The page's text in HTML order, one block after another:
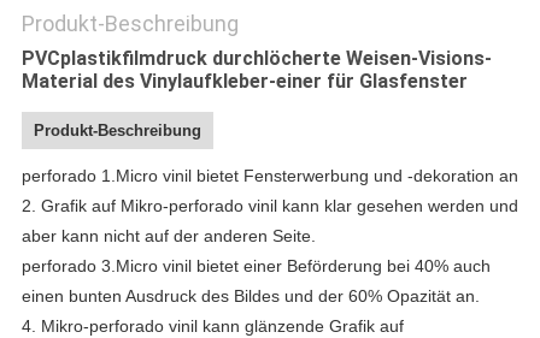
Produkt-Beschreibung
PVCplastikfilmdruck durchlöcherte Weisen-Visions-
Material des Vinylaufkleber-einer für Glasfenster
Produkt-Beschreibung
perforado 1.Micro vinil bietet Fensterwerbung und -dekoration an
2. Grafik auf Mikro-perforado vinil kann klar gesehen werden und
aber kann nicht auf der anderen Seite.
perforado 3.Micro vinil bietet einer Beförderung bei 40% auch
einen bunten Ausdruck des Bildes und der 60% Opazität an.
4. Mikro-perforado vinil kann glänzende Grafik auf